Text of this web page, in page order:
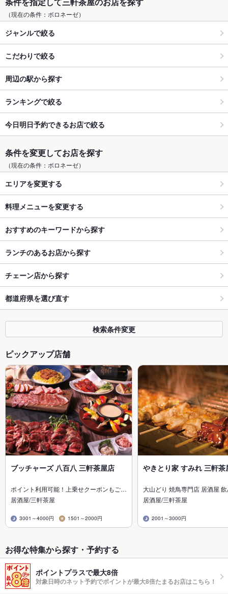
（現在の条件：ボロネーゼ）
ジャンルで絞る
こだわりで絞る
周辺の駅から探す
ランキングで絞る
今日明日予約できるお店で絞る
条件を変更してお店を探す
（現在の条件：ボロネーゼ）
エリアを変更する
料理メニューを変更する
おすすめのキーワードから探す
ランチのあるお店から探す
チェーン店から探す
都道府県を選び直す
検索条件変更
ピックアップ店舗
ブッチャーズ 八百八 三軒茶屋店
ポイント利用可能！上乗せクーポンもご…
居酒屋/三軒茶屋
3001～4000円 1501～2000円
やきとり家 すみれ 三軒茶
大山どり 焼鳥専門店 居酒屋
居酒屋/三軒茶屋
2001～3000円
お得な特集から探す・予約する
ポイントプラスで最大8倍
対象日時のネット予約でポイントが最大8倍たまるお店はこちら！